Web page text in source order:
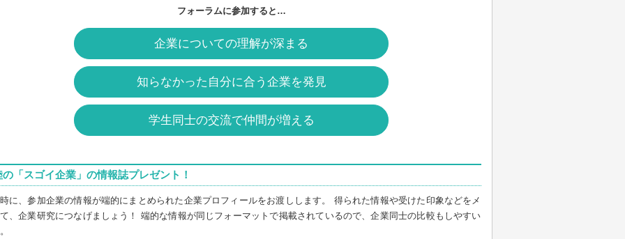
フォーラムに参加すると…
企業についての理解が深まる
知らなかった自分に合う企業を発見
学生同士の交流で仲間が増える
の「スゴイ企業」の情報誌プレゼント！
に、参加企業の情報が端的にまとめられた企業プロフィールをお渡しします。 得られた情報や受けた印象などをメ
、企業研究につなげましょう！ 端的な情報が同じフォーマットで掲載されているので、企業同士の比較もしやすい